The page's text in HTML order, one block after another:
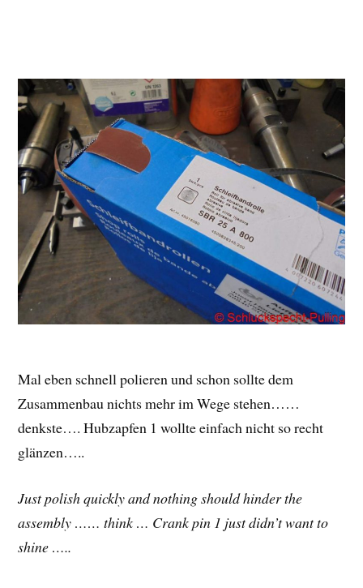
Mal eben schnell polieren und schon sollte dem
Zusammenbau nichts mehr im Wege stehen……
denkste…. Hubzapfen 1 wollte einfach nicht so recht
glänzen…..
Just polish quickly and nothing should hinder the
assembly …… think … Crank pin 1 just didn’t want to
shine …..